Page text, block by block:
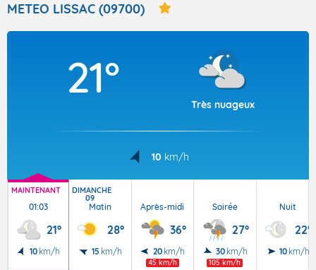
Articles
METEO LISSAC (09700)
21°
Très nuageux
10 km/h
MAINTENANT
01:03
21°
10 km/h
DIMANCHE
09
Matin
28°
15 km/h
Après-midi
36°
20 km/h
45 km/h
Soirée
27°
30 km/h
105 km/h
Nuit
22°
10 km/h